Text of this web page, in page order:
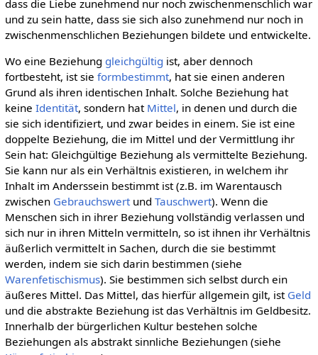
dass die Liebe zunehmend nur noch zwischenmenschlich war
und zu sein hatte, dass sie sich also zunehmend nur noch in
zwischenmenschlichen Beziehungen bildete und entwickelte.
Wo eine Beziehung gleichgültig ist, aber dennoch
fortbesteht, ist sie formbestimmt, hat sie einen anderen
Grund als ihren identischen Inhalt. Solche Beziehung hat
keine Identität, sondern hat Mittel, in denen und durch die
sie sich identifiziert, und zwar beides in einem. Sie ist eine
doppelte Beziehung, die im Mittel und der Vermittlung ihr
Sein hat: Gleichgültige Beziehung als vermittelte Beziehung.
Sie kann nur als ein Verhältnis existieren, in welchem ihr
Inhalt im Anderssein bestimmt ist (z.B. im Warentausch
zwischen Gebrauchswertund Tauschwert). Wenn die
Menschen sich in ihrer Beziehung vollständig verlassen und
sich nur in ihren Mitteln vermitteln, so ist ihnen ihr Verhältnis
äußerlich vermittelt in Sachen, durch die sie bestimmt
werden, indem sie sich darin bestimmen (siehe
Warenfetischismus). Sie bestimmen sich selbst durch ein
äußeres Mittel. Das Mittel, das hierfür allgemein gilt, ist Geld
und die abstrakte Beziehung ist das Verhältnis im Geldbesitz.
Innerhalb der bürgerlichen Kultur bestehen solche
Beziehungen als abstrakt sinnliche Beziehungen (siehe